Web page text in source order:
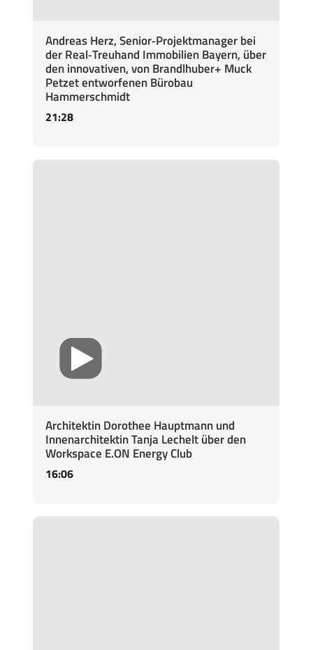
Andreas Herz, Senior‑Projektmanager bei
der Real‑Treuhand Immobilien Bayern, über
den innovativen, von Brandlhuber+ Muck
Petzet entworfenen Bürobau
Hammerschmidt
21:28
Architektin Dorothee Hauptmann und
Innenarchitektin Tanja Lechelt über den
Workspace E.ON Energy Club
16:06